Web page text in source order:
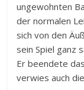
ungewohnten
der normalen
sich von den
sein Spiel ganz
Er beendete
verwies auch